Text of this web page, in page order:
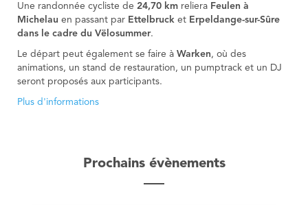
Une randonnée cycliste de 24,70 km reliera Feulen à
Michelau en passant par Ettelbruck et Erpeldange-sur-Sûre
dans le cadre du Vëlosummer.
Le départ peut également se faire à Warken, où des
animations, un stand de restauration, un pumptrack et un DJ
seront proposés aux participants.
Plus d'informations
Prochains évènements